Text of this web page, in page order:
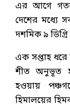
এর আগে
দেশের মধ্যে
দশমিক ৯
এক সপ্তাহ ধরে
শীত অনুভূত
হওয়ায়
হিমালয়ের